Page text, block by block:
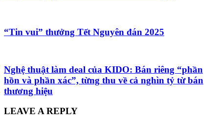
“Tin vui” thưởng Tết Nguyên đán 2025
Nghệ thuật làm deal của KIDO: Bán riêng “phần
hồn và phần xác”, từng thu về cả nghìn tỷ từ bán
thương hiệu
LEAVE A REPLY